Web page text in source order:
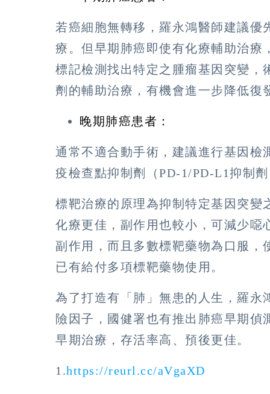
若癌細胞無轉移，羅永鴻醫師建議
療。但早期肺癌即使有化療輔助治療
標記檢測找出特定之腫瘤基因突變，
劑的輔助治療，有機會進一步降低復
晚期肺癌患者：
通常不適合動手術，建議進行基因檢
疫檢查點抑制劑（PD-1/PD-L1抑制
標靶治療的原理為抑制特定基因突變
化療更佳，副作用也較小，可減少噁
副作用，而且多數標靶藥物為口服，
已有給付多項標靶藥物使用。
為了打造有「肺」無患的人生，羅永
險因子，國健署也有推出肺癌早期偵
早期治療，存活率高、預後更佳。
1.https://reurl.cc/aVgaXD